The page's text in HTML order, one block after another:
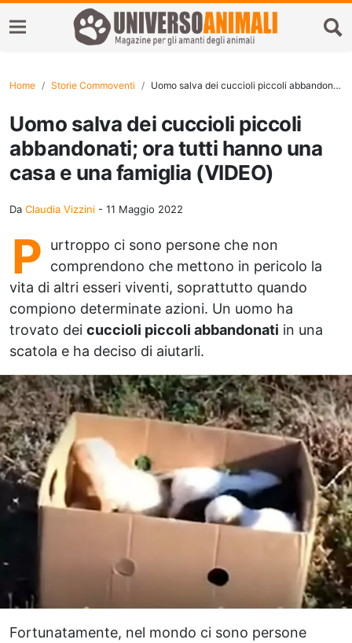
Home Storie Commoventi Uomo salva dei cuccioli piccoli abbandonati; ora tutti hanno una casa e una famiglia (VIDEO)
Uomo salva dei cuccioli piccoli
abbandonati; ora tutti hanno una
casa e una famiglia (VIDEO)
Da Claudia Vizzini - 11 Maggio 2022
P
urtroppo ci sono persone che non
comprendono che mettono in pericolo la
vita di altri esseri viventi, soprattutto quando
compiono determinate azioni. Un uomo ha
trovato dei cuccioli piccoli abbandonati in una
scatola e ha deciso di aiutarli.
Fortunatamente, nel mondo ci sono persone